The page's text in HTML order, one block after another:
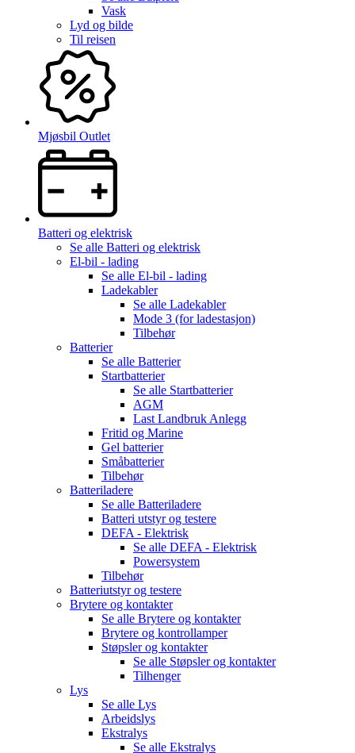
Vask
Lyd og bilde
Til reisen
Mjøsbil Outlet
Batteri og elektrisk
Se alle Batteri og elektrisk
El-bil - lading
Se alle El-bil - lading
Ladekabler
Se alle Ladekabler
Mode 3 (for ladestasjon)
Tilbehør
Batterier
Se alle Batterier
Startbatterier
Se alle Startbatterier
AGM
Last Landbruk Anlegg
Fritid og Marine
Gel batterier
Småbatterier
Tilbehør
Batteriladere
Se alle Batteriladere
Batteri utstyr og testere
DEFA - Elektrisk
Se alle DEFA - Elektrisk
Powersystem
Tilbehør
Batteriutstyr og testere
Brytere og kontakter
Se alle Brytere og kontakter
Brytere og kontrollamper
Støpsler og kontakter
Se alle Støpsler og kontakter
Tilhenger
Lys
Se alle Lys
Arbeidslys
Ekstralys
Se alle Ekstralys